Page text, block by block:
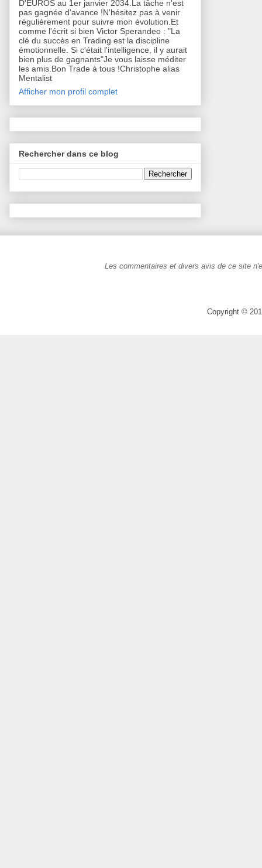
D'EUROS au 1er janvier 2034.La tâche n'est
pas gagnée d'avance !N'hésitez pas à venir
régulièrement pour suivre mon évolution.Et
comme l'écrit si bien Victor Sperandeo : "La
clé du succès en Trading est la discipline
émotionnelle. Si c'était l'intelligence, il y aurait
bien plus de gagnants"Je vous laisse méditer
les amis.Bon Trade à tous !Christophe alias
Mentalist
Afficher mon profil complet
Rechercher dans ce blog
Les commentaires et divers avis de ce site
Copyright ©